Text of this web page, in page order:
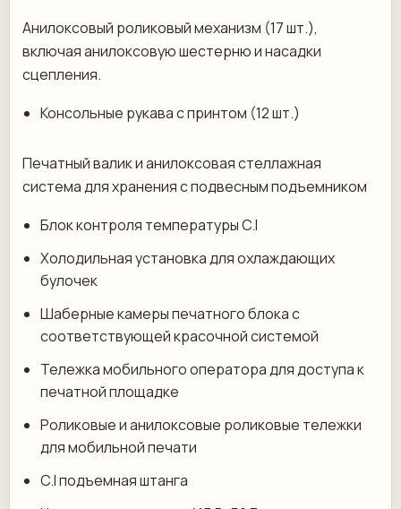
Анилоксовый роликовый механизм (17 шт.),
включая анилоксовую шестерню и насадки
сцепления.
Консольные рукава с принтом (12 шт.)
Печатный валик и анилоксовая стеллажная
система для хранения с подвесным подъемником
Блок контроля температуры C.I
Холодильная установка для охлаждающих
булочек
Шаберные камеры печатного блока с
соответствующей красочной системой
Тележка мобильного оператора для доступа к
печатной площадке
Роликовые и анилоксовые роликовые тележки
для мобильной печати
C.I подъемная штанга